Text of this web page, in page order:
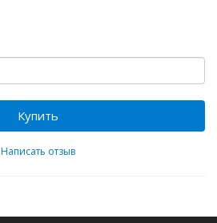
Купить
Написать отзыв